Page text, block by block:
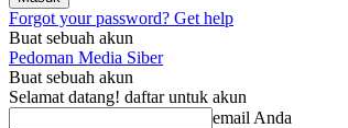
Forgot your password? Get help
Buat sebuah akun
Pedoman Media Siber
Buat sebuah akun
Selamat datang! daftar untuk akun
email Anda